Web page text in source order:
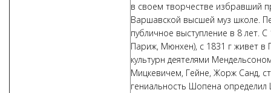
в своем творчестве избравший
Варшавской высшей муз школе.
публичное выступление в 8 лет.
Париж, Мюнхен), с 1831 г живет
культурн деятелями
Мицкевичем, Гейне, Жорж Санд,
гениальность Шопена